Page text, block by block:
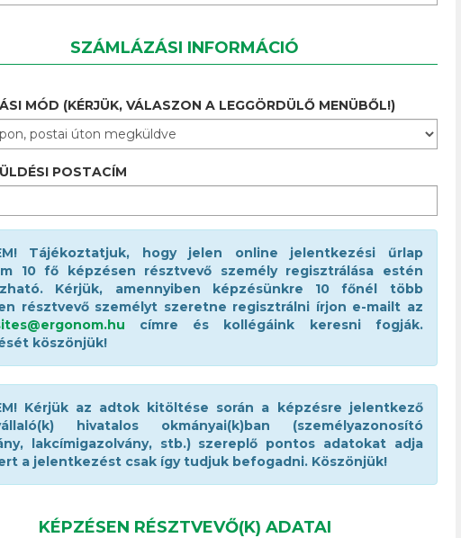
SZÁMLÁZÁSI INFORMÁCIÓ
MÓD (KÉRJÜK, VÁLASZON A LEGGÖRDÜLŐ MENÜBŐL!)
POSTACÍM
Tájékoztatjuk, hogy jelen online jelentkezési űrlap
10 fő képzésen résztvevő személy regisztrálása estén
Kérjük, amennyiben képzésünkre 10 főnél több
résztvevő személyt szeretne regisztrálni írjon e-mailt az
címre és kollégáink keresni fogják.
köszönjük!
Kérjük az adtok kitöltése során a képzésre jelentkező
hivatalos okmányai(k)ban (személyazonosító
lakcímigazolvány, stb.) szereplő pontos adatokat adja
a jelentkezést csak így tudjuk befogadni. Köszönjük!
KÉPZÉSEN RÉSZTVEVŐ(K) ADATAI